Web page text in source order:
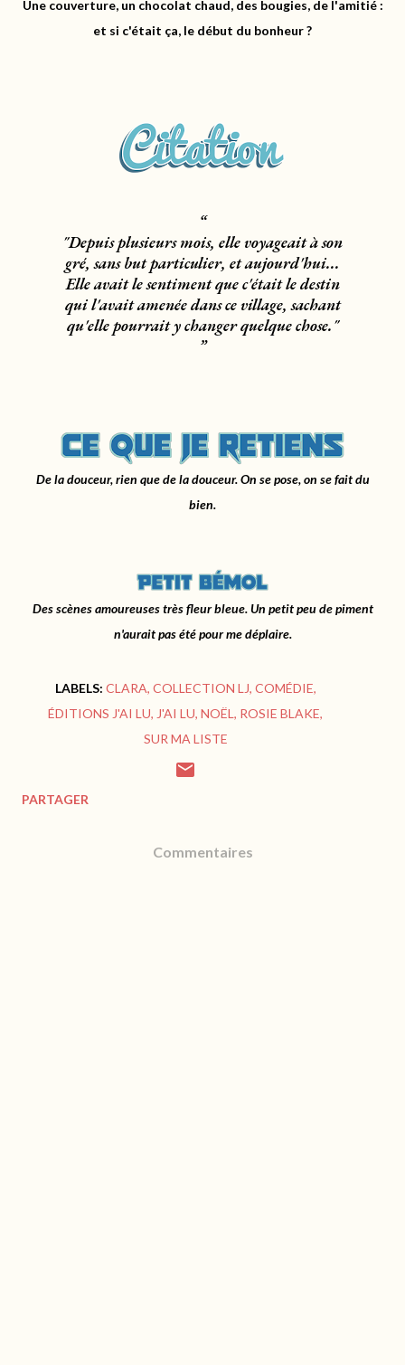
Une couverture, un chocolat chaud, des bougies, de l'amitié :
et si c'était ça, le début du bonheur ?
"Depuis plusieurs mois, elle voyageait à son
gré, sans but particulier, et aujourd'hui...
Elle avait le sentiment que c'était le destin
qui l'avait amenée dans ce village, sachant
qu'elle pourrait y changer quelque chose."
De la douceur, rien que de la douceur.On se pose, on se fait du
bien.
Des scènes amoureuses très fleur bleue.Un petit peu de piment
n'aurait pas été pour me déplaire.
LABELS: CLARA COLLECTION LJ COMÉDIE
ÉDITIONS J'AI LU J'AI LU NOËL
ROSIE BLAKE
SUR MA LISTE
PARTAGER
Commentaires